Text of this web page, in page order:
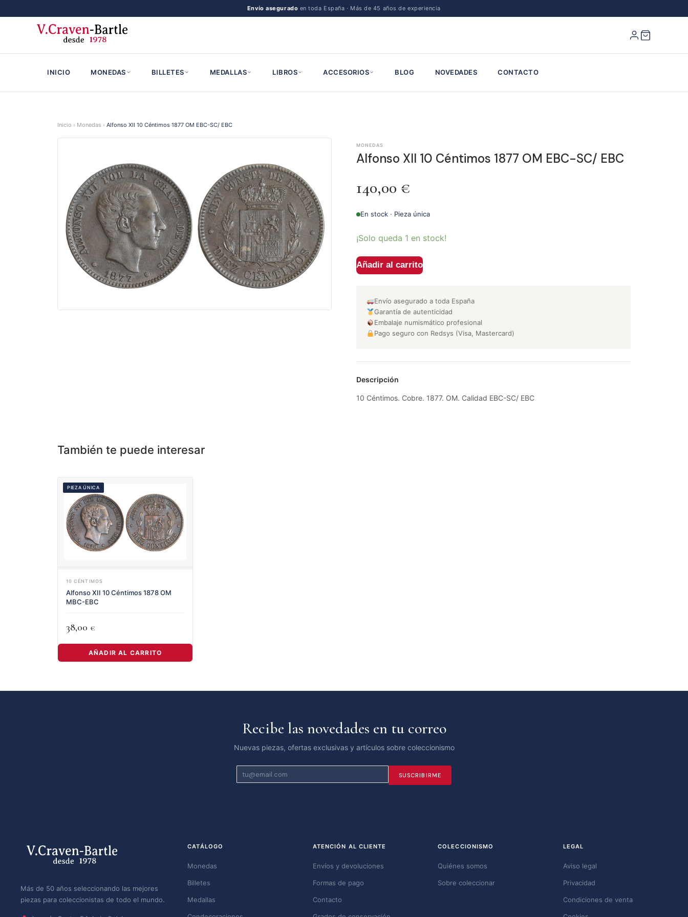
Envío asegurado en toda España · Más de 45 años de experiencia
INICIO MONEDAS BILLETES MEDALLAS LIBROS ACCESORIOS BLOG NOVEDADES CONTACTO
Inicio › Monedas › Alfonso XII 10 Céntimos 1877 OM EBC-SC/ EBC
MONEDAS
Alfonso XII 10 Céntimos 1877 OM EBC-SC/ EBC
140,00 €
En stock · Pieza única
¡Solo queda 1 en stock!
Añadir al carrito
Envío asegurado a toda España
Garantía de autenticidad
Embalaje numismático profesional
Pago seguro con Redsys (Visa, Mastercard)
Descripción
10 Céntimos. Cobre. 1877. OM. Calidad EBC-SC/ EBC
También te puede interesar
PIEZA ÚNICA
10 CÉNTIMOS
Alfonso XII 10 Céntimos 1878 OM
MBC-EBC
38,00 €
AÑADIR AL CARRITO
Recibe las novedades en tu correo
Nuevas piezas, ofertas exclusivas y artículos sobre coleccionismo
SUSCRIBIRME
Más de 50 años seleccionando las mejores
piezas para coleccionistas de todo el mundo.
CATÁLOGO
Monedas
Billetes
Medallas
ATENCIÓN AL CLIENTE
Envíos y devoluciones
Formas de pago
Contacto
COLECCIONISMO
Quiénes somos
Sobre coleccionar
LEGAL
Aviso legal
Privacidad
Condiciones de venta